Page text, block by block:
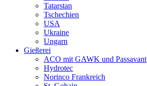
Tatarstan
Tschechien
USA
Ukraine
Ungarn
Gießerei
ACO mit GAWK und Passavant
Hydrotec
Norinco Frankreich